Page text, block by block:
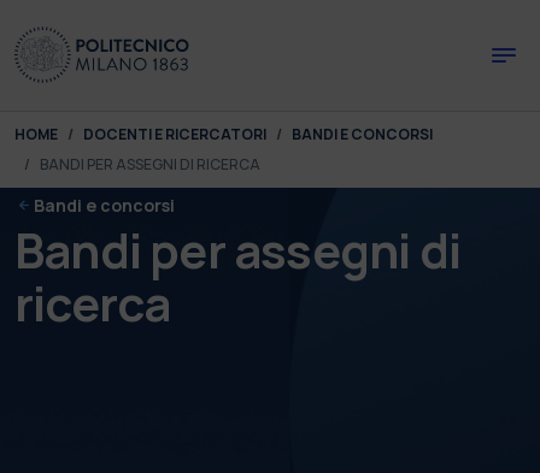
You are here:
HOME DOCENTI E RICERCATORI
BANDI E CONCORSI
BANDI PER ASSEGNI DI RICERCA
Bandi e concorsi
Bandi per assegni di
ricerca